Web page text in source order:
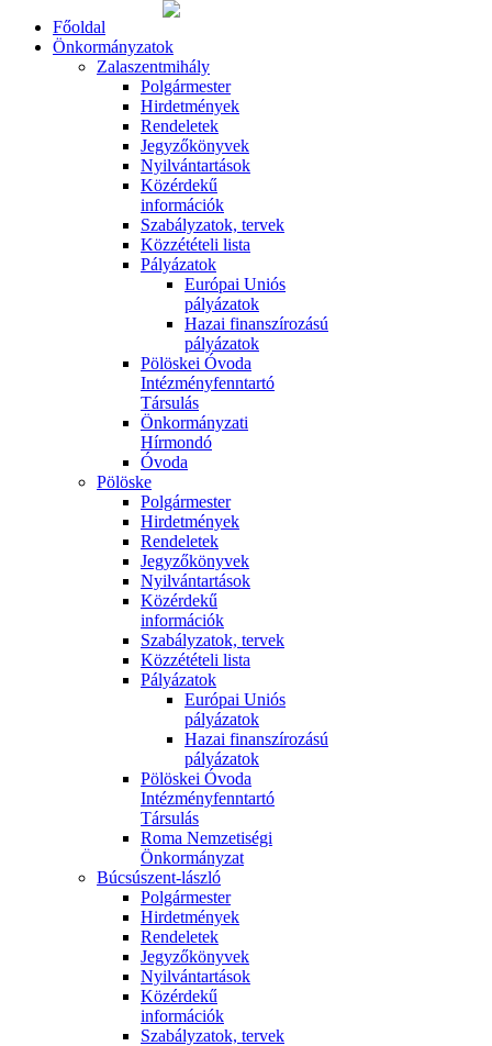
Főoldal
Önkormányzatok
Zalaszentmihály
Polgármester
Hirdetmények
Rendeletek
Jegyzőkönyvek
Nyilvántartások
Közérdekű
információk
Szabályzatok, tervek
Közzétételi lista
Pályázatok
Európai Uniós
pályázatok
Hazai finanszírozású
pályázatok
Pölöskei Óvoda
Intézményfenntartó
Társulás
Önkormányzati
Hírmondó
Óvoda
Pölöske
Polgármester
Hirdetmények
Rendeletek
Jegyzőkönyvek
Nyilvántartások
Közérdekű
információk
Szabályzatok, tervek
Közzétételi lista
Pályázatok
Európai Uniós
pályázatok
Hazai finanszírozású
pályázatok
Pölöskei Óvoda
Intézményfenntartó
Társulás
Roma Nemzetiségi
Önkormányzat
Búcsúszent-lászló
Polgármester
Hirdetmények
Rendeletek
Jegyzőkönyvek
Nyilvántartások
Közérdekű
információk
Szabályzatok, tervek